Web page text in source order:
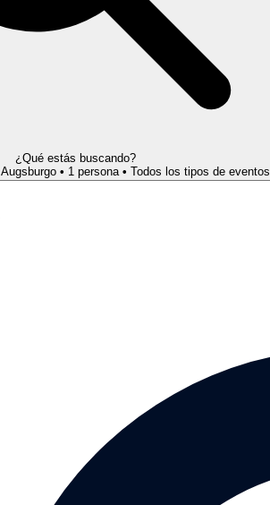
¿Qué estás buscando?
Augsburgo • 1 persona • Todos los tipos de eventos